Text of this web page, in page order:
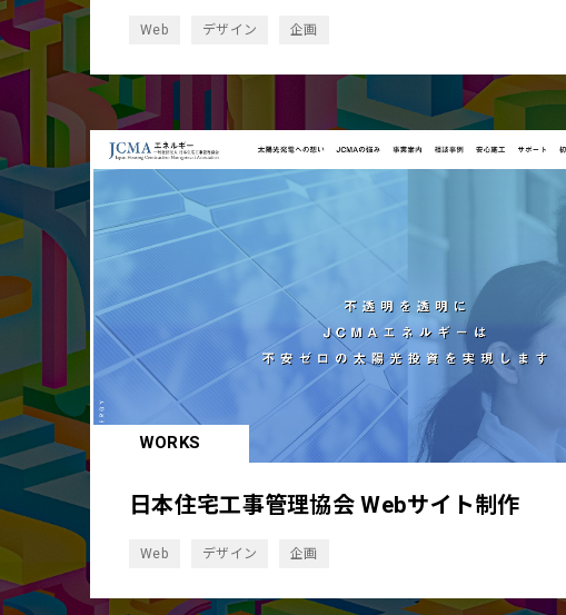
Web デザイン 企画
WORKS
日本住宅工事管理協会 Webサイト制作
Web デザイン 企画